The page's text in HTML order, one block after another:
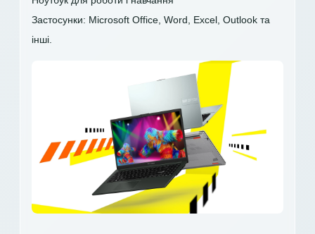
Застосунки: Microsoft Office, Word, Excel, Outlook та
інші.